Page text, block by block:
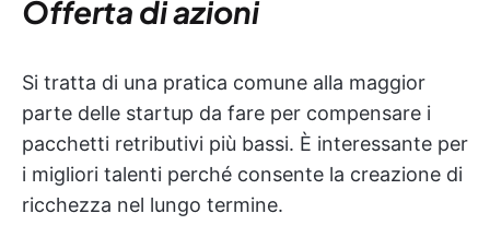
Offerta di azioni
Si tratta di una pratica comune alla maggior
parte delle startup da fare per compensare i
pacchetti retributivi più bassi. È interessante per
i migliori talenti perché consente la creazione di
ricchezza nel lungo termine.